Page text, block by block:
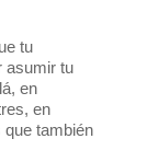
tu
asumir tu
en
en
también